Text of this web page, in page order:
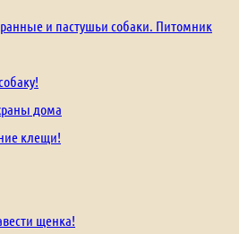
и пастушьи собаки. Питомник
дома
клещи!
щенка!